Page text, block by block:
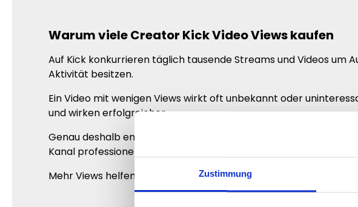
Zustimmung
Warum viele Creator Kick Video Views kaufen
Auf Kick konkurrieren täglich tausende Streams und Videos um
Aktivität besitzen.
Ein Video mit wenigen Views wirkt oft unbekannt oder
und wirken erfolgreicher.
Genau deshalb entscheiden sich viele Creator dafür, gezielt
Kanal professioneller zu präsentieren.
Mehr Views helfen dabei, deine Videos größer erscheinen zu